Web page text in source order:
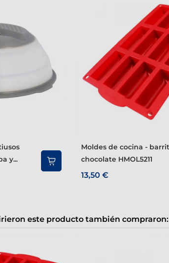
y...
Moldes de cocina - barritas de
chocolate HMOL5211
13,50 €
este producto también compraron: